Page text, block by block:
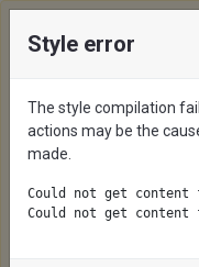
are accepting cookies.
Pieņemt nepieciešamo
Style error
The style compilation
actions may be the
made.
Could not get content
Could not get content